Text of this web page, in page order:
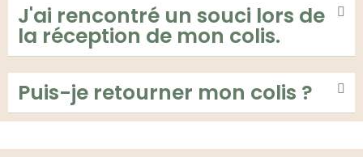
J'ai rencontré un souci lors de
la réception de mon colis.
Puis-je retourner mon colis ?